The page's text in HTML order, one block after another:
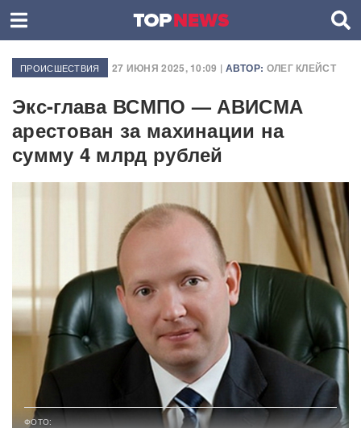
ПРОИСШЕСТВИЯ 27 ИЮНЯ 2025, 10:09 | АВТОР: ОЛЕГ КЛЕЙСТ
Экс-глава ВСМПО — АВИСМА
арестован за махинации на
сумму 4 млрд рублей
ФОТО: